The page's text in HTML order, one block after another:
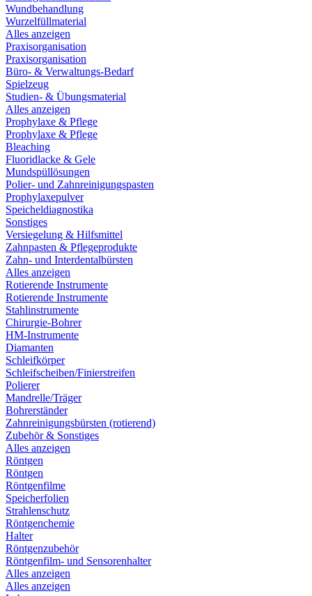
Wundbehandlung
Wurzelfüllmaterial
Alles anzeigen
Praxisorganisation
Praxisorganisation
Büro- & Verwaltungs-Bedarf
Spielzeug
Studien- & Übungsmaterial
Alles anzeigen
Prophylaxe & Pflege
Prophylaxe & Pflege
Bleaching
Fluoridlacke & Gele
Mundspüllösungen
Polier- und Zahnreinigungspasten
Prophylaxepulver
Speicheldiagnostika
Sonstiges
Versiegelung & Hilfsmittel
Zahnpasten & Pflegeprodukte
Zahn- und Interdentalbürsten
Alles anzeigen
Rotierende Instrumente
Rotierende Instrumente
Stahlinstrumente
Chirurgie-Bohrer
HM-Instrumente
Diamanten
Schleifkörper
Schleifscheiben/Finierstreifen
Polierer
Mandrelle/Träger
Bohrerständer
Zahnreinigungsbürsten (rotierend)
Zubehör & Sonstiges
Alles anzeigen
Röntgen
Röntgen
Röntgenfilme
Speicherfolien
Strahlenschutz
Röntgenchemie
Halter
Röntgenzubehör
Röntgenfilm- und Sensorenhalter
Alles anzeigen
Alles anzeigen